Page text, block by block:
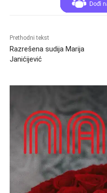
Prethodni tekst
Razrešena sudija Marija
Janićijević